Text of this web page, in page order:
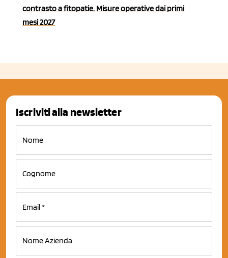
contrasto a fitopatie. Misure operative dai primi
mesi 2027
Iscriviti alla newsletter